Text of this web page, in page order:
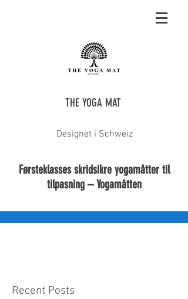
THE YOGA MAT
Designet i Schweiz
Førsteklasses skridsikre yogamåtter til
tilpasning – Yogamåtten
Recent Posts